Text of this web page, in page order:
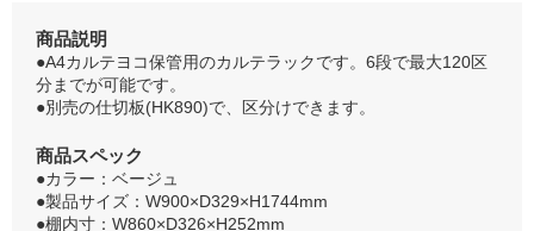
商品説明
●A4カルテヨコ保管用のカルテラックです。6段で最大120区
分までが可能です。
●別売の仕切板(HK890)で、区分けできます。
商品スペック
●カラー：ベージュ
●製品サイズ：W900×D329×H1744mm
●棚内寸：W860×D326×H252mm